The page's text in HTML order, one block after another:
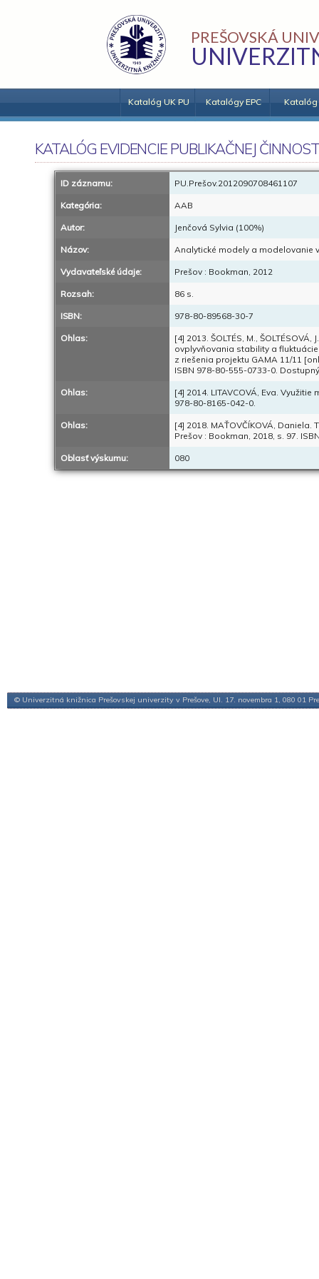
PREŠOVSKÁ
Katalóg UK PU Katalógy EPC Katalóg
KATALÓG EVIDENCIE PUBLIKAČNEJ
ID záznamu: PU.Prešov.2012090708461107
Kategória: AAB
Autor: Jenčová Sylvia (100%)
Názov: Analytické modely a modelovanie
Vydavateľské údaje: Prešov : Bookman, 2012
Rozsah: 86 s.
ISBN: 978-80-89568-30-7
Ohlas:
[4] 2013. ŠOLTÉS, M.,
ovplyvňovania stability a
z riešenia projektu GAMA 11/11
ISBN 978-80-555-0733-0.
Ohlas:
[4] 2014. LITAVCOVÁ, Eva.
978-80-8165-042-0.
Ohlas:
[4] 2018. MAŤOVČÍKOVÁ,
Prešov : Bookman, 2018, s. 97.
Oblasť výskumu: 080
© Univerzitná knižnica Prešovskej univerzity v Prešove, Ul. 17. novembra 1, 080 01